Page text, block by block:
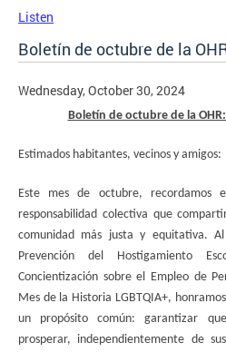
Listen
Boletín de octubre de la
Wednesday, October 30, 2024
Boletín de octubre de la
Estimados habitantes, vecinos y amigos:
Este mes de octubre,
responsabilidad colectiva que
comunidad más justa y equitativa.
Prevención del Hostigamiento
Concientización sobre el Empleo de
Mes de la Historia LGBTQIA+,
un propósito común: garantizar
prosperar, independientemente de